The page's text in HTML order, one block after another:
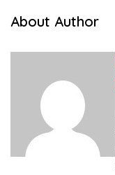
About Author